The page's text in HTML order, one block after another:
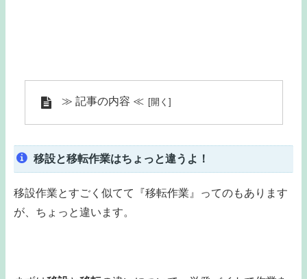
≫ 記事の内容 ≪
移設と移転作業はちょっと違うよ！
移設作業とすごく似てて『移転作業』ってのもあります
が、ちょっと違います。